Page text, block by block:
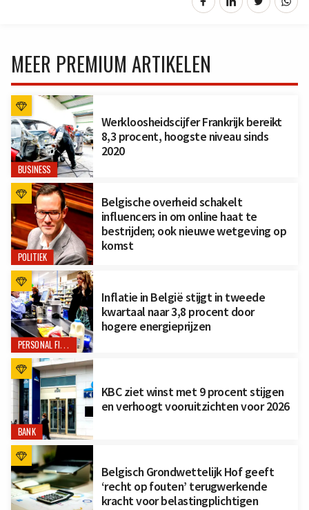
MEER PREMIUM ARTIKELEN
BUSINESS
Werkloosheidscijfer Frankrijk bereikt
8,3 procent, hoogste niveau sinds
2020
POLITIEK
Belgische overheid schakelt
influencers in om online haat te
bestrijden; ook nieuwe wetgeving op
komst
PERSONAL FINANCE
Inflatie in België stijgt in tweede
kwartaal naar 3,8 procent door
hogere energieprijzen
BANK
KBC ziet winst met 9 procent stijgen
en verhoogt vooruitzichten voor 2026
Belgisch Grondwettelijk Hof geeft
‘recht op fouten’ terugwerkende
kracht voor belastingplichtigen